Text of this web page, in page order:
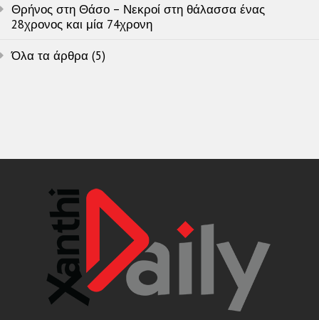
Θρήνος στη Θάσο – Νεκροί στη θάλασσα ένας
28χρονος και μία 74χρονη
Όλα τα άρθρα (5)